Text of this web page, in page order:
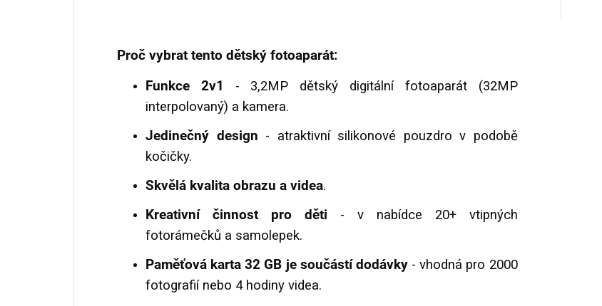
Proč vybrat tento dětský fotoaparát:
Funkce 2v1
- 3,2MP dětský digitální fotoaparát (32MP
interpolovaný) a kamera.
Jedinečný design - atraktivní silikonové pouzdro v podobě
kočičky.
Skvělá kvalita obrazu a videa.
Kreativní činnost pro děti - v nabídce 20+ vtipných
fotorámečků a samolepek.
Paměťová karta 32 GB je součástí dodávky- vhodná pro 2000
fotografií nebo 4 hodiny videa.